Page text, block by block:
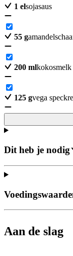
1 elsojasaus
55 g
200 mlkokosmelk
125 gvega
Dit heb je nodig
Aan de slag